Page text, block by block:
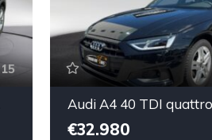
15
Audi A4 40 TDI
€32.980